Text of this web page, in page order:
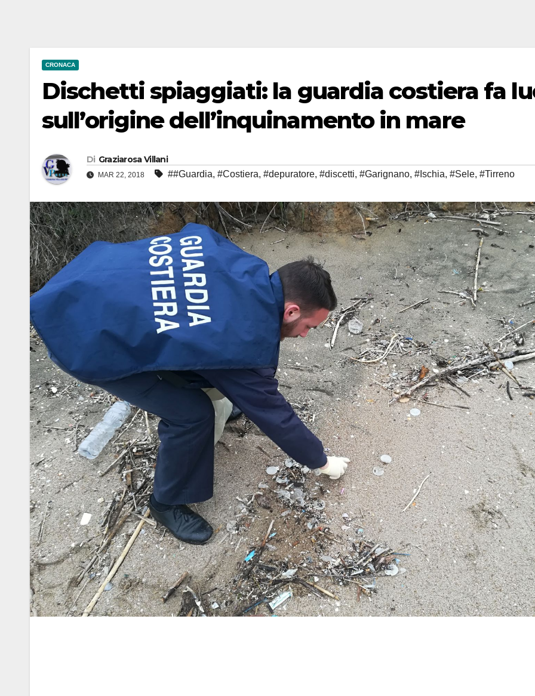
CRONACA
Dischetti spiaggiati: la guardia costiera fa
sull’origine dell’inquinamento in mare
Di Graziarosa Villani
MAR 22, 2018 ##Guardia, #Costiera, #depuratore, #discetti, #Garignano, #Ischia, #Sele, #Tirreno